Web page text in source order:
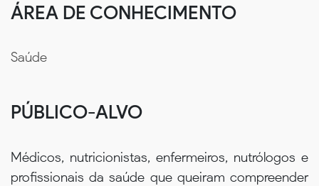
ÁREA DE CONHECIMENTO
Saúde
PÚBLICO-ALVO
Médicos, nutricionistas, enfermeiros, nutrólogos e
profissionais da saúde que queiram compreender